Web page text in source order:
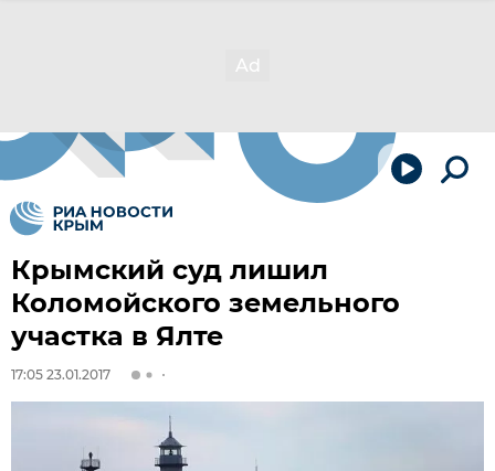
Крымский суд лишил
Коломойского земельного
участка в Ялте
17:05 23.01.2017